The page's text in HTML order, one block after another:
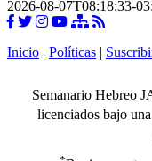
2026-08-07T08:18:33-
Inicio | Políticas |
Semanario Hebreo
licenciados bajo una